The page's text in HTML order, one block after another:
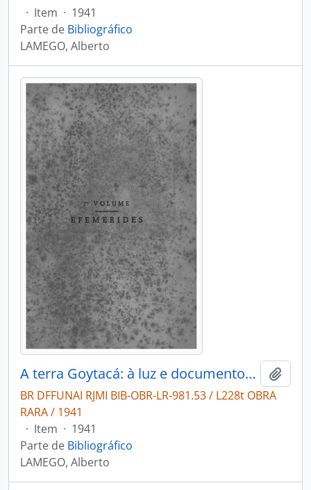
· Item · 1941
Parte de Bibliográfico
LAMEGO, Alberto
A terra Goytacá: à luz e documentos inéditos.
BR DFFUNAI RJMI BIB-OBR-LR-981.53 / L228t OBRA
RARA / 1941
· Item · 1941
Parte de Bibliográfico
LAMEGO, Alberto